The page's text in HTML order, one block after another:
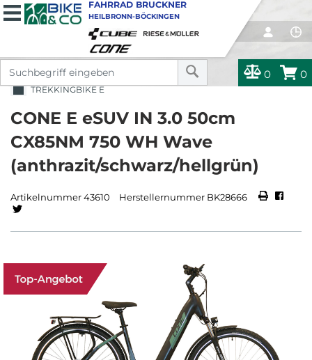
0 0
FAHRRAD BRUCKNER
HEILBRONN-BÖCKINGEN
TREKKINGBIKE E
CONE E eSUV IN 3.0 50cm
CX85NM 750 WH Wave
(anthrazit/schwarz/hellgrün)
Artikelnummer 43610 Herstellernummer BK28666